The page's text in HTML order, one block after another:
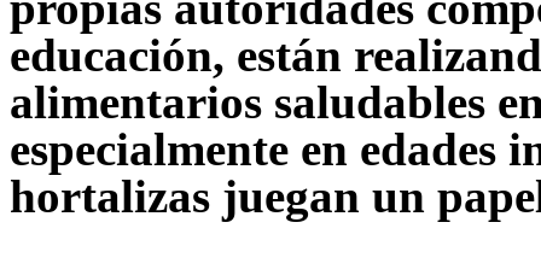
educación, están
alimentarios saludables
especialmente en edades
hortalizas juegan un